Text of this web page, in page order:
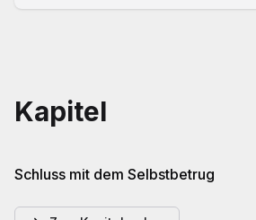
Kapitel
Schluss mit dem Selbstbetrug